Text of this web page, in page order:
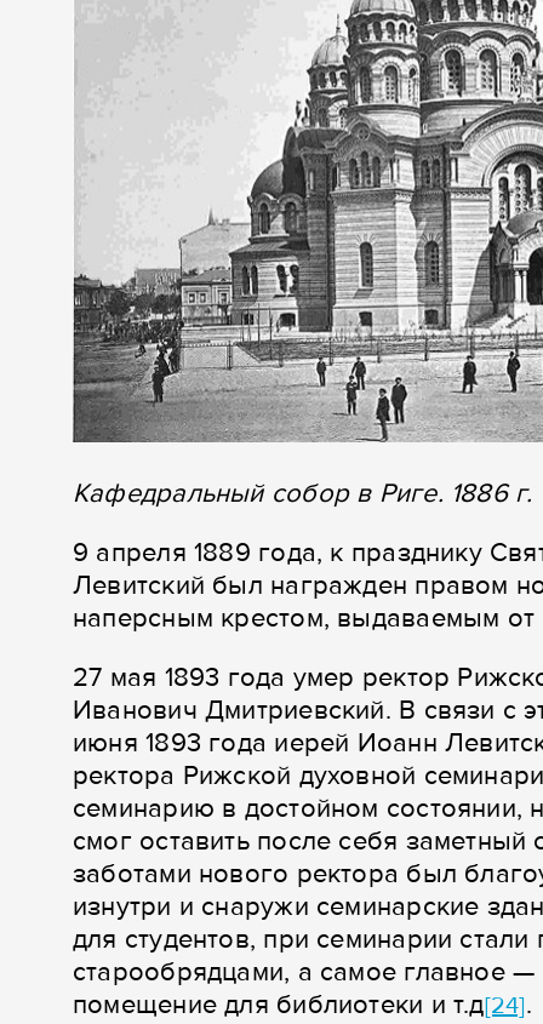
Кафедральный собор в Риге. 1886 г.
9 апреля 1889 года, к празднику
Левитский был награжден правом
наперсным крестом, выдаваемым
27 мая 1893 года умер ректор
Иванович Дмитриевский. В связи с
июня 1893 года иерей Иоанн
ректора Рижской духовной
семинарию в достойном состоянии,
смог оставить после себя
заботами нового ректора был
изнутри и снаружи семинарские
для студентов, при семинарии
старообрядцами, а самое главное
помещение для библиотеки и т.д[24].